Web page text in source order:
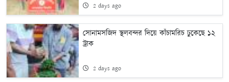
2 days ago
সোনামসজিদ স্থলবন্দর দিয়ে কাঁচামরিচ ঢুকেছে ১২
ট্রাক
2 days ago